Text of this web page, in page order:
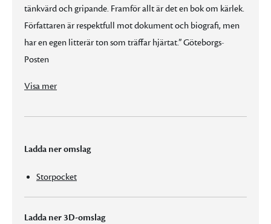
tänkvärd och gripande. Framför allt är det en bok om kärlek.
Författaren är respektfull mot dokument och biografi, men
har en egen litterär ton som träffar hjärtat.” Göteborgs-
Posten
Visa mer
Ladda ner omslag
Storpocket
Ladda ner 3D-omslag